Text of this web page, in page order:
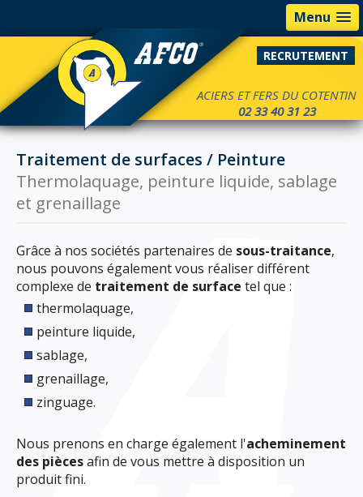
Menu
RECRUTEMENT
ACIERS ET FERS DU COTENTIN
02 33 40 31 23
Traitement de surfaces / Peinture
Thermolaquage, peinture liquide, sablage
et grenaillage
Grâce à nos sociétés partenaires de sous-traitance,
nous pouvons également vous réaliser différent
complexe de traitement de surface tel que :
thermolaquage,
peinture liquide,
sablage,
grenaillage,
zinguage.
Nous prenons en charge également l'acheminement
des piècesafin de vous mettre à disposition un
produit fini.